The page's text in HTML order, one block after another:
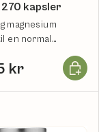
kapsler
magnesium
en normal
kr Læg i